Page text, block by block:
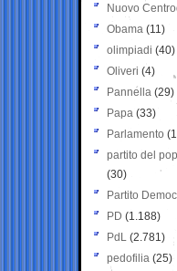
Nuovo
Obama (11)
olimpiadi (40)
Oliveri (4)
Pannella (29)
Papa (33)
Parlamento
partito del
(30)
Partito
PD (1.188)
PdL (2.781)
pedofilia (25)